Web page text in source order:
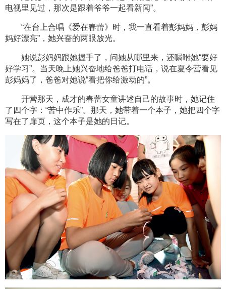
电视里见过，那次是跟着爷爷一起看新闻”。
“在台上合唱《爱在春蕾》时，我一直看着彭妈妈，彭妈
妈好漂亮”，她兴奋的两眼放光。
她说彭妈妈跟她握手了，问她从哪里来，还嘱咐她“要好
好学习”。当天晚上她兴奋地给爸爸打电话，说在夏令营看见
彭妈妈了，爸爸对她说“看把你给激动的”。
开营那天，成才的春蕾女童讲述自己的故事时，她记住
了四个字：“苦中作乐”。那天，她带着一个本子，她把四个字
写在了扉页，这个本子是她的日记。